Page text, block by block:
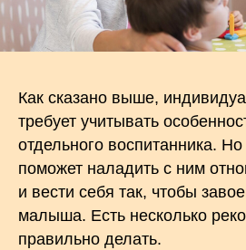
Как сказано выше,
требует учитывать
отдельного воспитанника. Но
поможет наладить с ним
и вести себя так, чтобы
малыша. Есть несколько
правильно делать.